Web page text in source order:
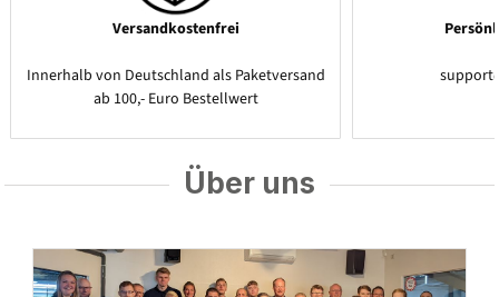
Versandkostenfrei
Innerhalb von Deutschland als Paketversand
ab 100,- Euro Bestellwert
Über uns